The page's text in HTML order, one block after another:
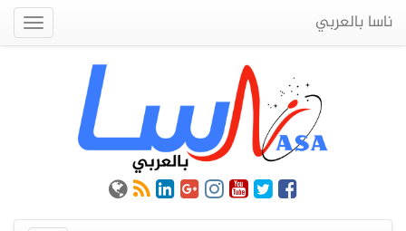
ناسا بالعربي